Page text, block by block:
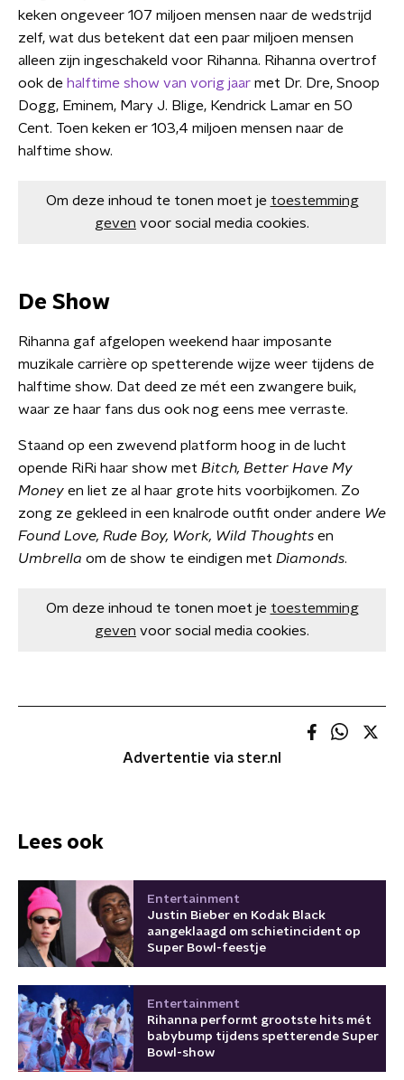
keken ongeveer 107 miljoen mensen naar de wedstrijd
zelf, wat dus betekent dat een paar miljoen mensen
alleen zijn ingeschakeld voor Rihanna. Rihanna overtrof
ook de halftime show van vorig jaar met Dr. Dre, Snoop
Dogg, Eminem, Mary J. Blige, Kendrick Lamar en 50
Cent. Toen keken er 103,4 miljoen mensen naar de
halftime show.
Om deze inhoud te tonen moet je toestemming
geven voor social media cookies.
De Show
Rihanna gaf afgelopen weekend haar imposante
muzikale carrière op spetterende wijze weer tijdens de
halftime show. Dat deed ze mét een zwangere buik,
waar ze haar fans dus ook nog eens mee verraste.
Staand op een zwevend platform hoog in de lucht
opende RiRi haar show met Bitch, Better Have My
Money en liet ze al haar grote hits voorbijkomen. Zo
zong ze gekleed in een knalrode outfit onder andere We
Found Love, Rude Boy, Work, Wild Thoughts en
Umbrella om de show te eindigen met Diamonds.
Om deze inhoud te tonen moet je toestemming
geven voor social media cookies.
Advertentie via ster.nl
Lees ook
Entertainment
Justin Bieber en Kodak Black
aangeklaagd om schietincident op
Super Bowl-feestje
Entertainment
Rihanna performt grootste hits mét
babybump tijdens spetterende Super
Bowl-show